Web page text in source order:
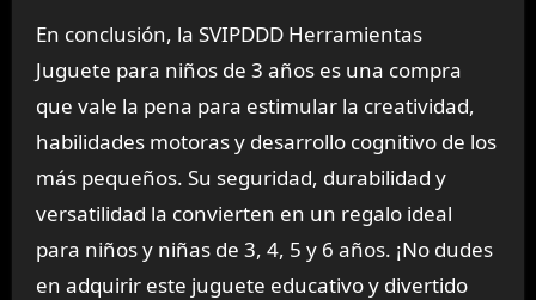
En conclusión, la SVIPDDD Herramientas
Juguete para niños de 3 años es una compra
que vale la pena para estimular la creatividad,
habilidades motoras y desarrollo cognitivo de los
más pequeños. Su seguridad, durabilidad y
versatilidad la convierten en un regalo ideal
para niños y niñas de 3, 4, 5 y 6 años. ¡No dudes
en adquirir este juguete educativo y divertido